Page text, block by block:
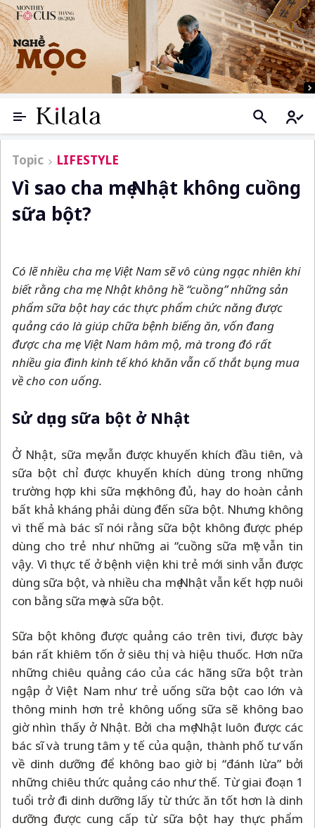
Topic LIFESTYLE
Vì sao cha mẹ Nhật không cuồng
sữa bột?
Có lẽ nhiều cha mẹ Việt Nam sẽ vô cùng ngạc nhiên khi
biết rằng cha mẹ Nhật không hề “cuồng” những sản
phẩm sữa bột hay các thực phẩm chức năng được
quảng cáo là giúp chữa bệnh biếng ăn, vốn đang
được cha mẹ Việt Nam hâm mộ, mà trong đó rất
nhiều gia đình kinh tế khó khăn vẫn cố thắt bụng mua
về cho con uống.
Sử dụng sữa bột ở Nhật
Ở Nhật, sữa mẹ vẫn được khuyến khích đầu tiên, và
sữa bột chỉ được khuyến khích dùng trong những
trường hợp khi sữa mẹ không đủ, hay do hoàn cảnh
bất khả kháng phải dùng đến sữa bột. Nhưng không
vì thế mà bác sĩ nói rằng sữa bột không được phép
dùng cho trẻ như những ai “cuồng sữa mẹ” vẫn tin
vậy. Vì thực tế ở bệnh viện khi trẻ mới sinh vẫn được
dùng sữa bột, và nhiều cha mẹ Nhật vẫn kết hợp nuôi
con bằng sữa mẹ và sữa bột.
Sữa bột không được quảng cáo trên tivi, được bày
bán rất khiêm tốn ở siêu thị và hiệu thuốc. Hơn nữa
những chiêu quảng cáo của các hãng sữa bột tràn
ngập ở Việt Nam như trẻ uống sữa bột cao lớn và
thông minh hơn trẻ không uống sữa sẽ không bao
giờ nhìn thấy ở Nhật. Bởi cha mẹ Nhật luôn được các
bác sĩ và trung tâm y tế của quận, thành phố tư vấn
về dinh dưỡng để không bao giờ bị “đánh lừa” bởi
những chiêu thức quảng cáo như thế. Từ giai đoạn 1
tuổi trở đi dinh dưỡng lấy từ thức ăn tốt hơn là dinh
dưỡng được cung cấp từ sữa bột hay thực phẩm